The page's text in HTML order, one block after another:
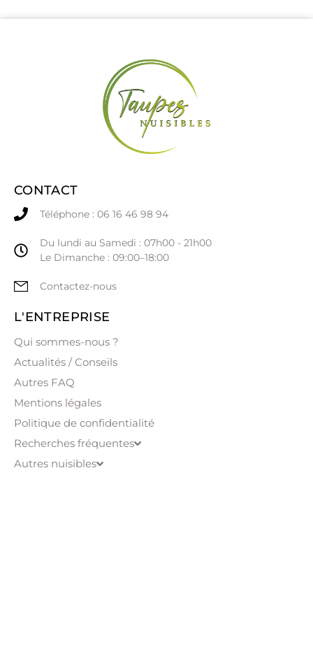
CONTACT
Téléphone : 06 16 46 98 94
Du lundi au Samedi : 07h00 - 21h00
Le Dimanche : 09:00–18:00
Contactez-nous
L'ENTREPRISE
Qui sommes-nous ?
Actualités / Conseils
Autres FAQ
Mentions légales
Politique de confidentialité
Recherches fréquentes
Autres nuisibles